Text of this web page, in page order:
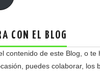
CON EL BLOG
contenido de este Blog, o te
puedes colaborar, los